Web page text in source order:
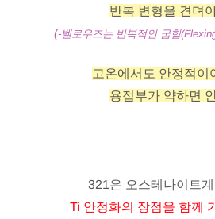
반복 변형을 견뎌
(-벨로우즈는 반복적인 굽힘
고온에서도 안정적이
용접부가 약하면
321은 오스테나이트
Ti 안정화의 장점을 함께